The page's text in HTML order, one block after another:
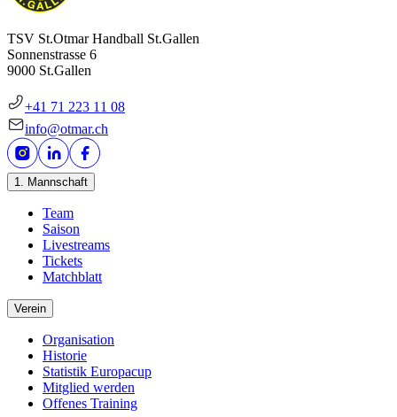
TSV St.Otmar Handball St.Gallen
Sonnenstrasse 6
9000 St.Gallen
+41 71 223 11 08
info@otmar.ch
1. Mannschaft
Team
Saison
Livestreams
Tickets
Matchblatt
Verein
Organisation
Historie
Statistik Europacup
Mitglied werden
Offenes Training